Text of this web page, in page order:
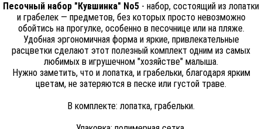
Песочный набор "Кувшинка" No5 - набор, состоящий из лопатки
и грабелек — предметов, без которых просто невозможно
обойтись на прогулке, особенно в песочнице или на пляже.
Удобная эргономичная форма и яркие, привлекательные
расцветки сделают этот полезный комплект одним из самых
любимых в игрушечном "хозяйстве" малыша.
Нужно заметить, что и лопатка, и грабельки, благодаря ярким
цветам, не затеряются в песке или густой траве.
В комплекте: лопатка, грабельки.